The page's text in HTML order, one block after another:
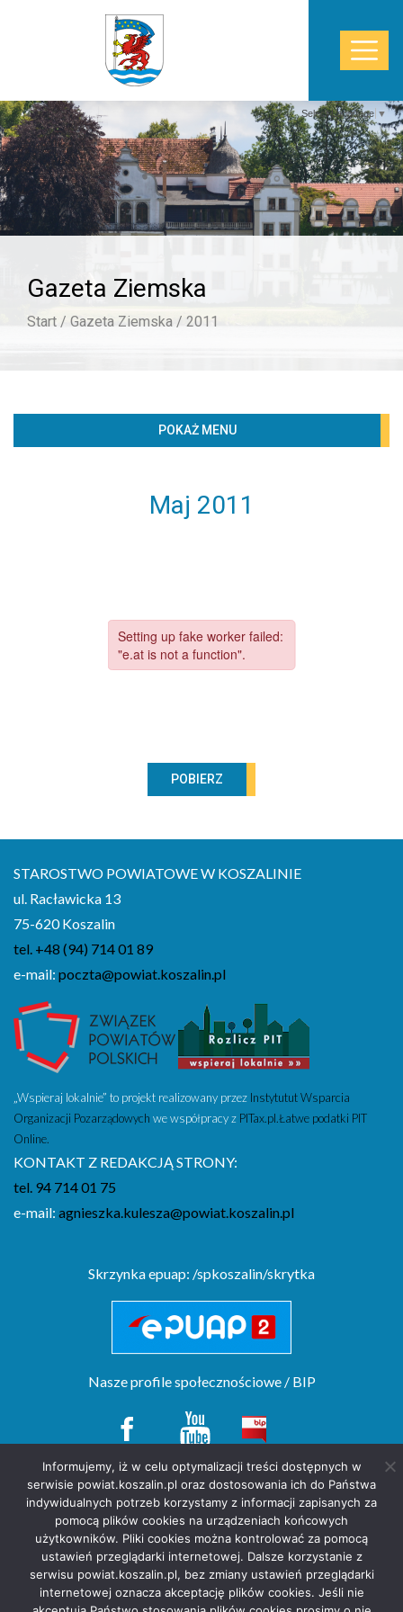
Select Language ▼
START
WŁADZE
STAROSTWO
BIBLIOTECZKA
PROJEKTY
Gazeta Ziemska
Start / Gazeta Ziemska / 2011
Maj 2011
POBIERZ
POKAŻ MENU
Według lat
2009
2008
2006
2004
2003
2001
STAROSTWO POWIATOWE W KOSZALINIE
ul. Racławicka 13
75-620 Koszalin
tel. +48 (94) 714 01 89
e-mail: poczta@powiat.koszalin.pl
„Wspieraj lokalnie” to projekt realizowany przez Instytutut Wsparcia
Organizacji Pozarządowych we współpracy z PITax.pl.Łatwe podatki PIT
Online.
KONTAKT Z REDAKCJĄ STRONY:
tel. 94 714 01 75
e-mail: agnieszka.kulesza@powiat.koszalin.pl
Skrzynka epuap: /spkoszalin/skrytka
Nasze profile społecznościowe / BIP
Copyright(c) by Starostwo Powiatowe w Koszalinie. All rights reserved.
projekt stronyPOZitive.pl
Deklaracja dostępności
Polityka prywatności
Informujemy, iż w celu optymalizacji treści dostępnych w
serwisie powiat.koszalin.pl oraz dostosowania ich do Państwa
indywidualnych potrzeb korzystamy z informacji zapisanych za
pomocą plików cookies na urządzeniach końcowych
użytkowników. Pliki cookies można kontrolować za pomocą
ustawień przeglądarki internetowej. Dalsze korzystanie z
serwisu powiat.koszalin.pl, bez zmiany ustawień przeglądarki
internetowej oznacza akceptację plików cookies. Jeśli nie